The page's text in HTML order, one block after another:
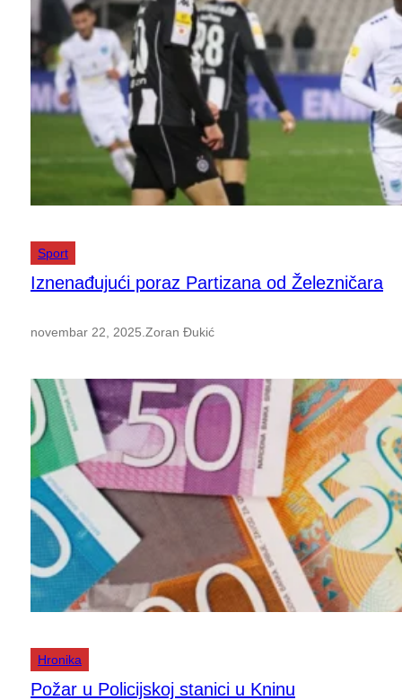
Sport
Iznenađujući poraz Partizana od Železničara
novembar 22, 2025 Zoran Đukić
Hronika
Požar u Policijskoj stanici u Kninu